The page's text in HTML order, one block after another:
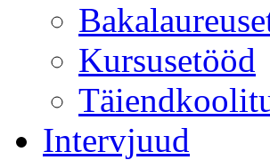
Kursusetööd
Intervjuud